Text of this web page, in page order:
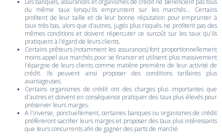
Les banques, assurances et organismes de crédit ne bénéficient pas tous
du même taux lorsqu'ils empruntent sur les marchés... Certains
profitent de leur taille et de leur bonne réputation pour emprunter à
taux très bas, alors que d'autres, jugés plus risqués ne profitent pas des
mêmes conditions et doivent répercuter ce surcoût sur les taux qu'ils
pratiquent à l'égard de leurs clients.
Certains prêteurs (notamment les assurances) font proportionnellement
moins appel aux marchés pour se financer et utilisent plus massivement
l'épargne de leurs clients comme matière première de leur activité de
crédit. Ils peuvent ainsi proposer des conditions tarifaires plus
avantageuses.
Certains organismes de crédit ont des charges plus importantes que
d'autres et doivent en conséquence pratiquer des taux plus élevés pour
préserver leurs marges.
A l'inverse, ponctuellement, certaines banques ou organismes de crédit
préfèreront sacrifier leurs marges et proposer des taux plus intéressants
que leurs concurrents afin de gagner des parts de marché.